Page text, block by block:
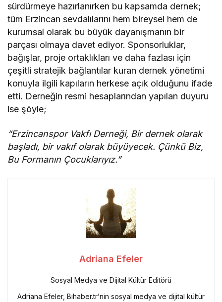
sürdürmeye hazırlanırken bu kapsamda dernek;
tüm Erzincan sevdalılarını hem bireysel hem de
kurumsal olarak bu büyük dayanışmanın bir
parçası olmaya davet ediyor. Sponsorluklar,
bağışlar, proje ortaklıkları ve daha fazlası için
çeşitli stratejik bağlantılar kuran dernek yönetimi
konuyla ilgili kapıların herkese açık olduğunu ifade
etti. Derneğin resmi hesaplarından yapılan duyuru
ise şöyle;
“Erzincanspor Vakfı Derneği, Bir dernek olarak
başladı, bir vakıf olarak büyüyecek. Çünkü Biz,
Bu Formanın Çocuklarıyız.”
Adriana Efeler
Sosyal Medya ve Dijital Kültür Editörü
Adriana Efeler, Bihaber.tr’nin sosyal medya ve dijital kültür